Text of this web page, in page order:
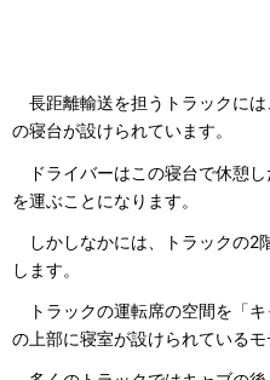
長距離輸送を担うトラックに
の寝台が設けられています。
ドライバーはこの寝台で休憩
を運ぶことになります。
しかしなかには、トラックの2
します。
トラックの運転席の空間を「
の上部に寝室が設けられているモ